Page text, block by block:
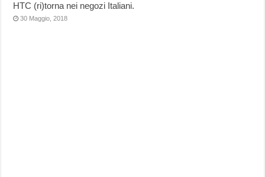
HTC (ri)torna nei negozi Italiani.
30 Maggio, 2018